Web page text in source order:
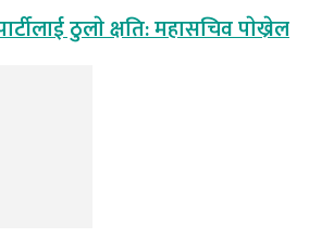
ठुलाे क्षति: महासचिव पाेख्रेल